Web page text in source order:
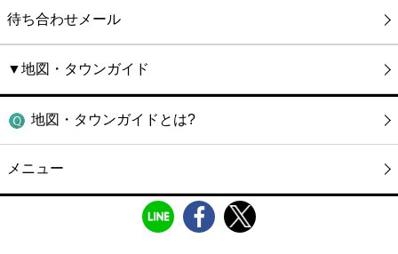
待ち合わせメール
▼地図・タウンガイド
地図・タウンガイドとは?
メニュー